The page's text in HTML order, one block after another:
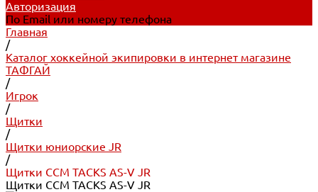
Авторизация
По Email или номеру телефона
Главная
/
Каталог хоккейной экипировки в интернет магазине
ТАФГАЙ
/
Игрок
/
Щитки
/
Щитки юниорские JR
/
Щитки CCM TACKS AS-V JR
Щитки CCM TACKS AS-V JR